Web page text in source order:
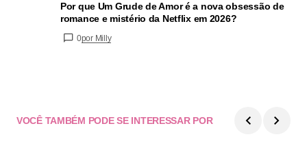
Por que Um Grude de Amor é a nova obsessão de
romance e mistério da Netflix em 2026?
0por Milly
VOCÊ TAMBÉM PODE SE INTERESSAR POR